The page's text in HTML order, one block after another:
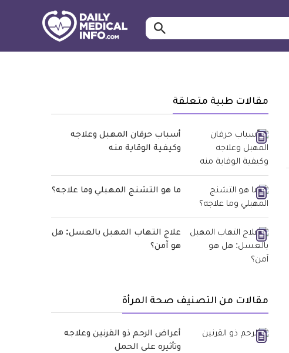
ابحث…
مقالات طبية متعلقة
أسباب حرقان المهبل وعلاجه
وكيفية الوقاية منه
ما هو التشنج المهبلي وما علاجه؟
علاج التهاب المهبل بالعسل: هل
هو آمن؟
مقالات من التصنيف صحة المرأة
أعراض الرحم ذو القرنين وعلاجه
وتأثيره على الحمل